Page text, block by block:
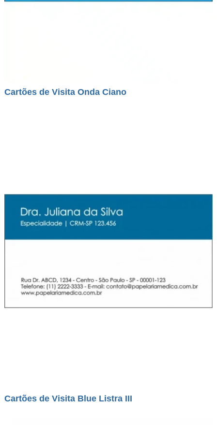
Cartões de Visita Onda Ciano
Cartões de Visita Blue Listra III